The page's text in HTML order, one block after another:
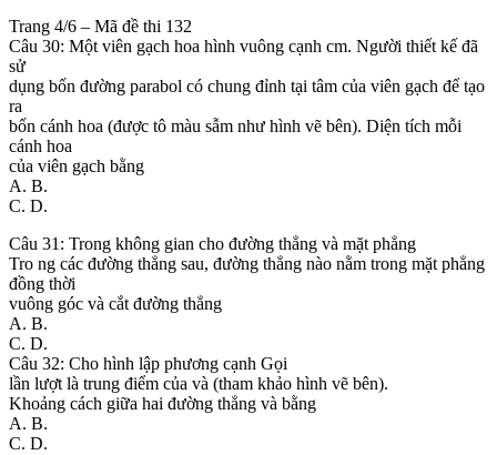
Trang 4/6 – Mã đề thi 132
Câu 30: Một viên gạch hoa hình vuông cạnh cm. Người thiết kế đã
sử
dụng bốn đường parabol có chung đỉnh tại tâm của viên gạch để tạo
ra
bốn cánh hoa (được tô màu sẫm như hình vẽ bên). Diện tích mỗi
cánh hoa
của viên gạch bằng
A. B.
C. D.
Câu 31: Trong không gian cho đường thẳng và mặt phẳng
Tro ng các đường thẳng sau, đường thẳng nào nằm trong mặt phẳng
đồng thời
vuông góc và cắt đường thẳng
A. B.
C. D.
Câu 32: Cho hình lập phương cạnh Gọi
lần lượt là trung điểm của và (tham khảo hình vẽ bên).
Khoảng cách giữa hai đường thẳng và bằng
A. B.
C. D.